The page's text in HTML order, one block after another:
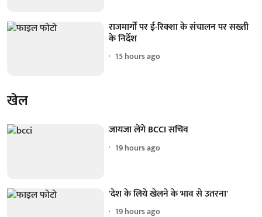
राजमार्गों पर ई-रिक्शा के संचालन पर सख्ती
के निर्देश
15 hours ago
खेल
जायजा लेंगे BCCI सचिव
19 hours ago
'देश के लिये खेलने के भाव से उतरना'
19 hours ago